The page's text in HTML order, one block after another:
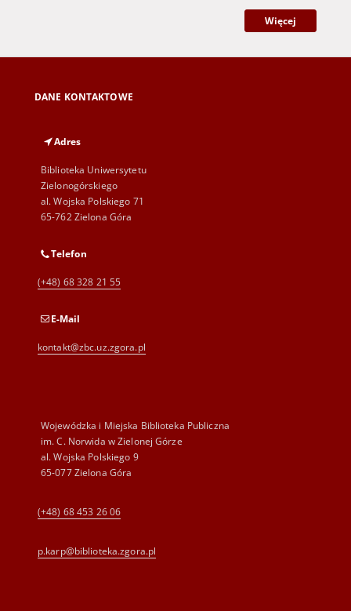
Więcej
DANE KONTAKTOWE
Adres
Biblioteka Uniwersytetu
Zielonogórskiego
al. Wojska Polskiego 71
65-762 Zielona Góra
Telefon
(+48) 68 328 21 55
E-Mail
kontakt@zbc.uz.zgora.pl
Wojewódzka i Miejska Biblioteka Publiczna
im. C. Norwida w Zielonej Górze
al. Wojska Polskiego 9
65-077 Zielona Góra
(+48) 68 453 26 06
p.karp@biblioteka.zgora.pl